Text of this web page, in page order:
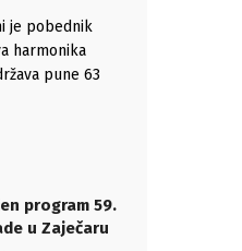
je pobednik
harmonika
pune 63
program 59.
u Zaječaru